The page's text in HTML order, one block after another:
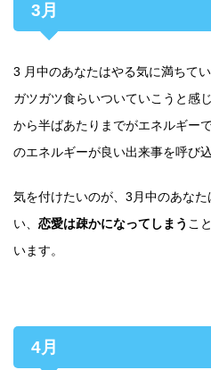
3月
3 月中のあなたはやる気に満ちて
ガツガツ食らいついていこうと感
から半ばあたりまでがエネルギー
のエネルギーが良い出来事を呼び
気を付けたいのが、3月中のあな
い、 恋愛は疎かになってしまう こ
います。
4月